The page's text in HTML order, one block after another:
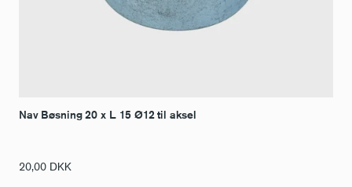
Nav Bøsning 20 x L. 15 Ø12 til aksel
20,00 DKK